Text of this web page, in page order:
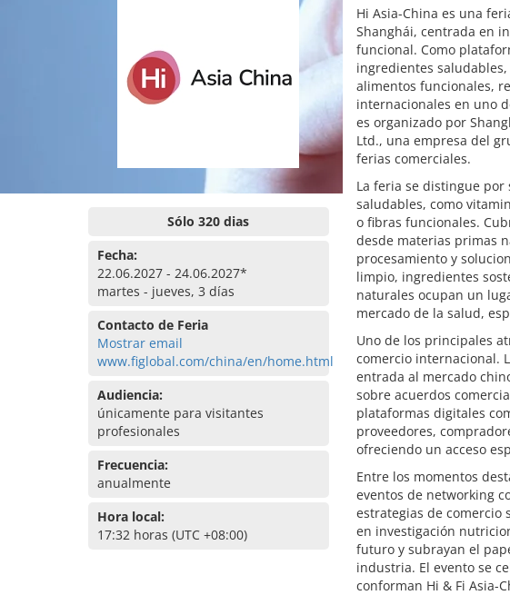
Sólo 320 dias
Fecha:
22.06.2027 - 24.06.2027*
martes - jueves, 3 días
Contacto de Feria
Mostrar email
www.figlobal.com/china/en/home.html
Audiencia:
únicamente para visitantes
profesionales
Frecuencia:
anualmente
Hora local:
17:32 horas (UTC +08:00)
Hi Asia-China es una
Shanghái, centrada en
funcional. Como
ingredientes
alimentos funcionales,
internacionales en uno
es organizado por
Ltd., una empresa del
ferias comerciales.
La feria se distingue
saludables, como
o fibras funcionales.
desde materias primas
procesamiento y
limpio, ingredientes
naturales ocupan un
mercado de la salud,
Uno de los principales
comercio internacional.
entrada al mercado
sobre acuerdos
plataformas digitales
proveedores,
ofreciendo un acceso
Entre los momentos
eventos de networking
estrategias de comercio
en investigación
futuro y subrayan el
industria. El evento se
conforman Hi & Fi Asia-